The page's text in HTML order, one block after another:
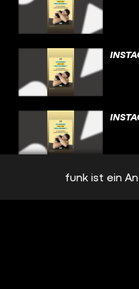
funk ist ein